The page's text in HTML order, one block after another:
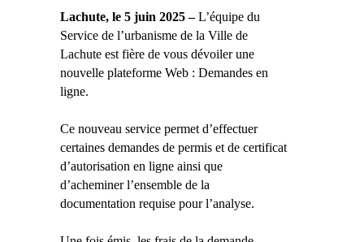
Lachute, le 5 juin 2025 – L’équipe du
Service de l’urbanisme de la Ville de
Lachute est fière de vous dévoiler une
nouvelle plateforme Web : Demandes en
ligne.
Ce nouveau service permet d’effectuer
certaines demandes de permis et de certificat
d’autorisation en ligne ainsi que
d’acheminer l’ensemble de la
documentation requise pour l’analyse.